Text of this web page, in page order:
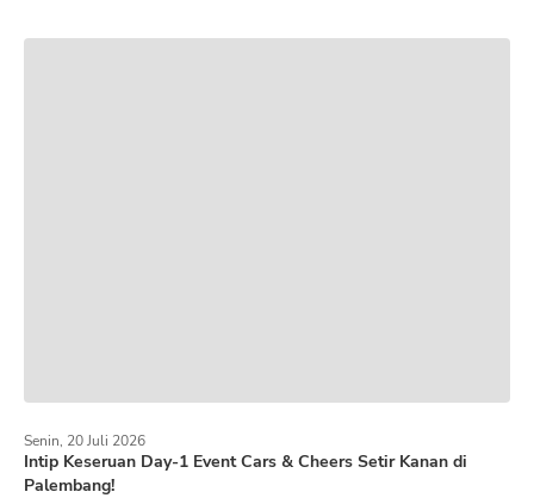
Intip Keseruan Day-1 Event Cars & Cheers Setir Kanan di
Palembang!
Senin, 20 Juli 2026